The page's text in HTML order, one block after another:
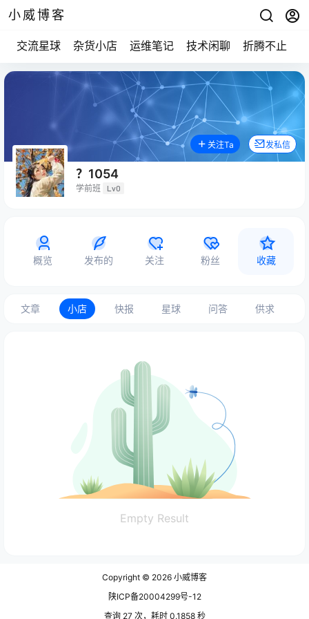
小威博客
交流星球 杂货小店 运维笔记 技术闲聊 折腾不止
？1054
学前班 Lv0
关注Ta 发私信
概览 发布的 关注 粉丝 收藏
文章 小店 快报 星球 问答 供求
Empty Result
Copyright © 2026 小威博客
陕ICP备20004299号-12
查询 27 次，耗时 0.1858 秒